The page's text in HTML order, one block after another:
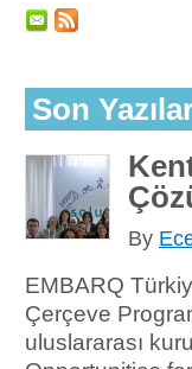
Son
By
EMBARQ
Çerçeve
uluslararası